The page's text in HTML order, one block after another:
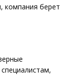
компания берет